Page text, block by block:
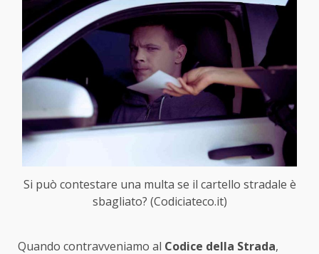
Si può contestare una multa se il cartello stradale è
sbagliato? (Codiciateco.it)
Quando contravveniamo al Codice della Strada,